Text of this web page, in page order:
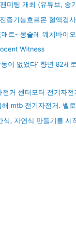
미팅 개최 (유튜브, 송
증기능호르몬 혈액검
트- 몽슐레 웨치바이
Witness
이 없었다’ 향년 82세
거 센터모터 전기자전
mtb 전기자전거. 벨
식, 자연식 만들기를 시